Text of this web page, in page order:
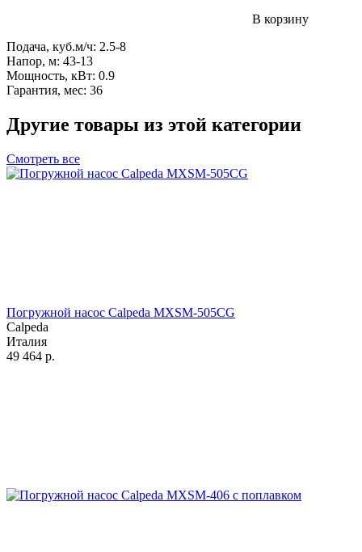
В корзину
Подача, куб.м/ч: 2.5-8
Напор, м: 43-13
Мощность, кВт: 0.9
Гарантия, мес: 36
Другие товары из этой категории
Смотреть все
Погружной насос Calpeda MXSM-505CG
Calpeda
Италия
49 464 р.